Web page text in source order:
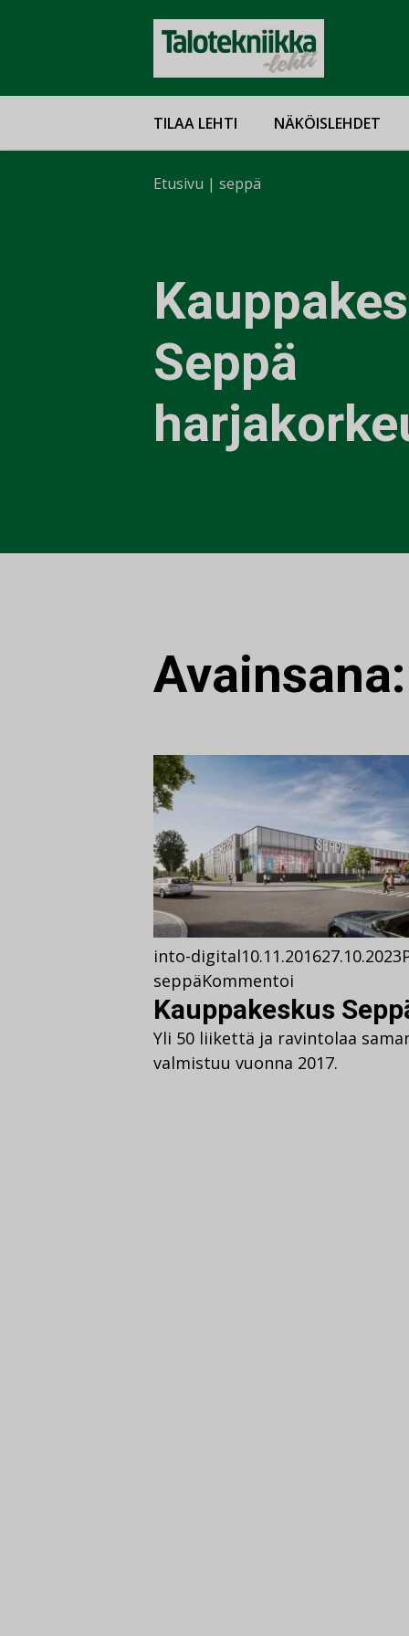
TILAA LEHTI NÄKÖISLEHDET
Etusivu | seppä
Seppä
into-digital10.11.201627.10.2023
seppäKommentoi
Kauppakeskus
Yli 50 liikettä ja ravintolaa
valmistuu vuonna 2017.